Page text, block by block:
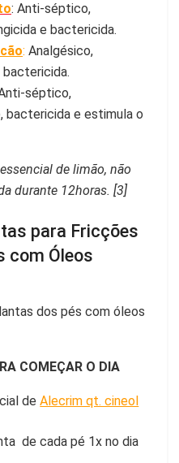
: Anti-séptico,
e bactericida.
: Analgésico,
séptico,
bactericida e estimula o
de limão, não
durante 12horas. [3]
para Fricções
com Óleos
dos pés com óleos
COMEÇAR O DIA
de Alecrim qt. cineol
de cada pé 1x no dia